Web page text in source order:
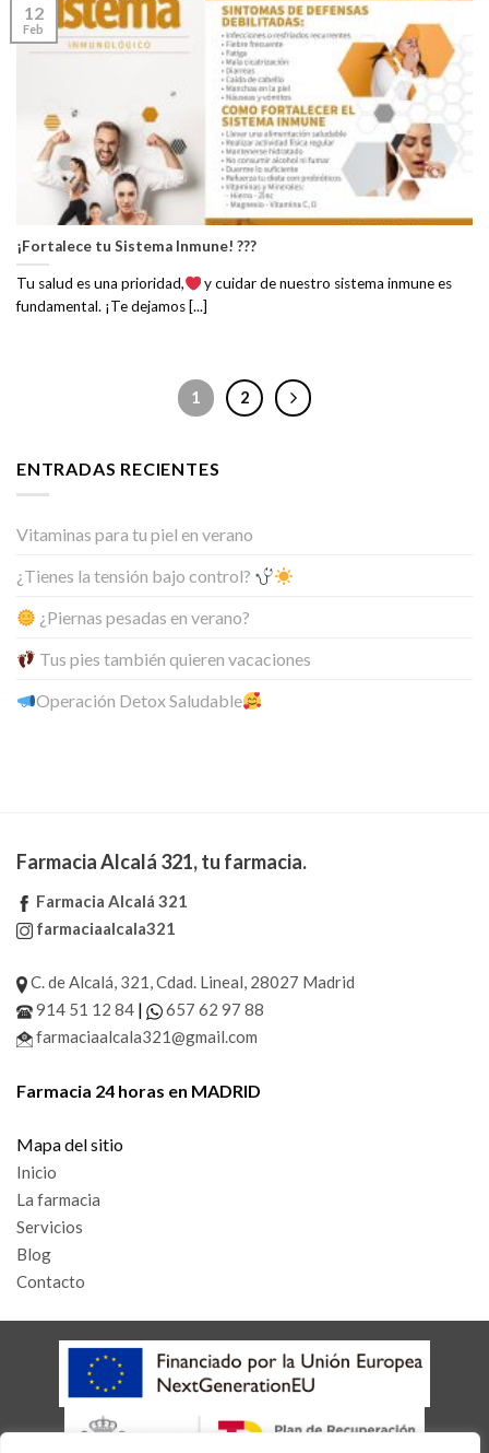
¡Fortalece tu Sistema Inmune! ???
Tu salud es una prioridad,
y cuidar de nuestro sistema inmune es
fundamental. ¡Te dejamos [...]
12
Feb
1 2
ENTRADAS RECIENTES
Vitaminas para tu piel en verano
¿Tienes la tensión bajo control?
¿Piernas pesadas en verano?
Tus pies también quieren vacaciones
Operación Detox Saludable
Farmacia Alcalá 321, tu farmacia.
Farmacia Alcalá 321
farmaciaalcala321
C. de Alcalá, 321, Cdad. Lineal, 28027 Madrid
914 51 12 84 |
657 62 97 88
farmaciaalcala321@gmail.com
Farmacia 24 horas en MADRID
Mapa del sitio
Inicio
La farmacia
Servicios
Blog
Contacto